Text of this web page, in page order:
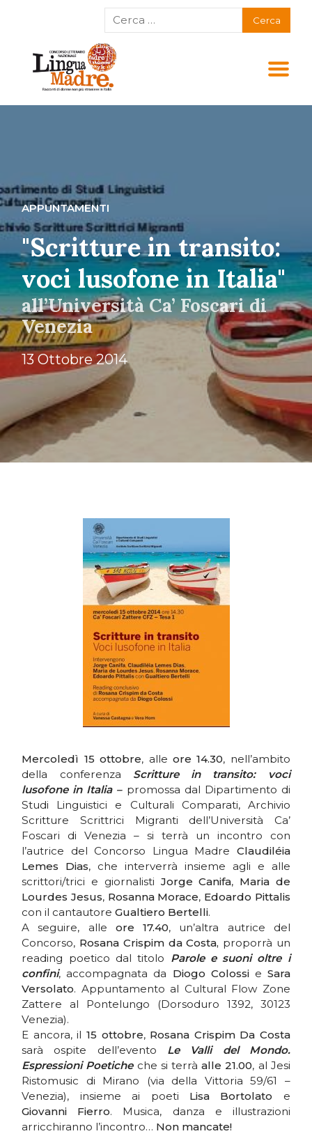
APPUNTAMENTI
"Scritture in transito:
voci lusofone in Italia"
all’Università Ca’ Foscari di
Venezia
13 Ottobre 2014
Mercoledì 15 ottobre, alle ore 14.30, nell’ambito
della conferenza Scritture in transito: voci
lusofone in Italia – promossa dal Dipartimento di
Studi Linguistici e Culturali Comparati, Archivio
Scritture Scrittrici Migranti dell’Università Ca’
Foscari di Venezia – si terrà un incontro con
l’autrice del Concorso Lingua Madre Claudiléia
Lemes Dias, che interverrà insieme agli e alle
scrittori/trici e giornalisti Jorge Canifa, Maria de
Lourdes Jesus, Rosanna Morace, Edoardo Pittalis
con il cantautoreGualtiero Bertelli.
A seguire, alle ore 17.40, un’altra autrice del
Concorso, Rosana Crispim da Costa, proporrà un
reading poetico dal titolo Parole e suoni oltre i
confini, accompagnata da Diogo Colossie Sara
Versolato. Appuntamento al Cultural Flow Zone
Zattere al Pontelungo (Dorsoduro 1392, 30123
Venezia).
E ancora, il 15 ottobre, Rosana Crispim Da Costa
sarà ospite dell’evento Le Valli del Mondo.
Espressioni Poeticheche si terràalle 21.00, al Jesi
Ristomusic di Mirano (via della Vittoria 59/61 –
Venezia), insieme ai poeti Lisa Bortolato e
Giovanni Fierro. Musica, danza e illustrazioni
arricchiranno l’incontro… Non mancate!